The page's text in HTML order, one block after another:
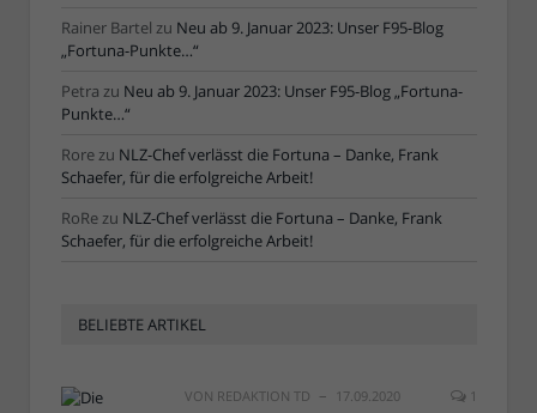
Rainer Bartel zu Neu ab 9. Januar 2023: Unser F95-Blog
„Fortuna-Punkte…“
Petra zu Neu ab 9. Januar 2023: Unser F95-Blog „Fortuna-
Punkte…“
Rorezu NLZ-Chef verlässt die Fortuna – Danke, Frank
Schaefer, für die erfolgreiche Arbeit!
RoRezu NLZ-Chef verlässt die Fortuna – Danke, Frank
Schaefer, für die erfolgreiche Arbeit!
BELIEBTE ARTIKEL
VON REDAKTION TD 17.09.2020 1